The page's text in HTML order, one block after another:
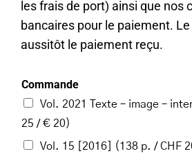
les frais de port) ainsi que nos
bancaires pour le paiement.
aussitôt le paiement reçu.
Commande
Vol. 2021 Texte – image –
25 / € 20)
Vol. 15 [2016] (138 p. / CHF